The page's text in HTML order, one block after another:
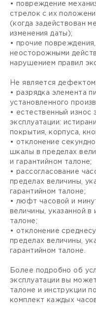
• повреждение
стрелок с их
(когда задействован
изменения даты);
• прочие
неосторожными
нарушением правил
Не является дефектом:
• разрядка элемента
установленного
• естественный износ
эксплуатации:
покрытия, корпуса,
• отклонение
шкалы в пределах
и гарантийном талоне;
• рассогласование
пределах величины,
гарантийном талоне;
• люфт часовой и
величины, указанной в
талоне;
• отклонение
пределах величины,
гарантийном талоне.
Более подробно об
эксплуатации вы
талоне и инструкции
комплект каждых